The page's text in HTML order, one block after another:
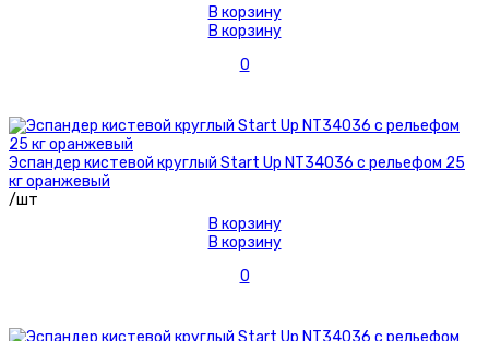
В корзину
В корзину
0
Эспандер кистевой круглый Start Up NT34036 с рельефом 25
кг оранжевый
/шт
В корзину
В корзину
0